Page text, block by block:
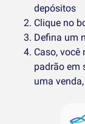
depósitos
Clique no
Defina um
Caso, você
padrão em
uma